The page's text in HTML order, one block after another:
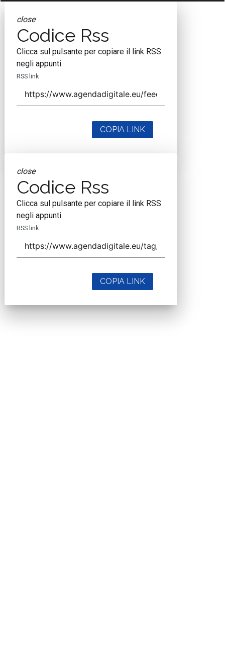
close
Codice Rss
Clicca sul pulsante per copiare il link RSS
negli appunti.
RSS link
COPIA LINK
close
Codice Rss
Clicca sul pulsante per copiare il link RSS
negli appunti.
RSS link
COPIA LINK